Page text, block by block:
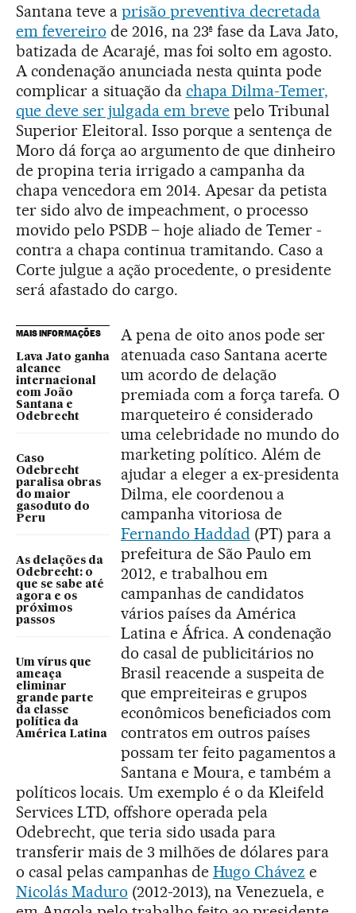
Santana teve a prisão preventiva decretada
em fevereiro de 2016, na 23ª fase da Lava Jato,
batizada de Acarajé, mas foi solto em agosto.
A condenação anunciada nesta quinta pode
complicar a situação da chapa Dilma-Temer,
que deve ser julgada em breve pelo Tribunal
Superior Eleitoral. Isso porque a sentença de
Moro dá força ao argumento de que dinheiro
de propina teria irrigado a campanha da
chapa vencedora em 2014. Apesar da petista
ter sido alvo de impeachment, o processo
movido pelo PSDB – hoje aliado de Temer -
contra a chapa continua tramitando. Caso a
Corte julgue a ação procedente, o presidente
será afastado do cargo.
MAIS INFORMAÇÕES
Lava Jato ganha
alcance
internacional
com João
Santana e
Odebrecht
Caso
Odebrecht
paralisa obras
do maior
gasoduto do
Peru
As delações da
Odebrecht: o
que se sabe até
agora e os
próximos
passos
Um vírus que
ameaça
eliminar
grande parte
da classe
política da
América Latina
A pena de oito anos pode ser
atenuada caso Santana acerte
um acordo de delação
premiada com a força tarefa. O
marqueteiro é considerado
uma celebridade no mundo do
marketing político. Além de
ajudar a eleger a ex-presidenta
Dilma, ele coordenou a
campanha vitoriosa de
Fernando Haddad (PT) para a
prefeitura de São Paulo em
2012, e trabalhou em
campanhas de candidatos
vários países da América
Latina e África. A condenação
do casal de publicitários no
Brasil reacende a suspeita de
que empreiteiras e grupos
econômicos beneficiados com
contratos em outros países
possam ter feito pagamentos a
Santana e Moura, e também a
políticos locais. Um exemplo é o da Kleifeld
Services LTD, offshore operada pela
Odebrecht, que teria sido usada para
transferir mais de 3 milhões de dólares para
o casal pelas campanhas de Hugo Chávez e
Nicolás Maduro (2012-2013), na Venezuela, e